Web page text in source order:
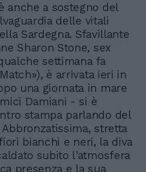
anche a sostegno del
delle vitali
Sardegna. Sfavillante
Sharon Stone, sex
settimana fa
è arrivata ieri in
una giornata in mare
Damiani - si è
stampa parlando del
stretta
bianchi e neri, la diva
subito l'atmosfera
presenza e la sua